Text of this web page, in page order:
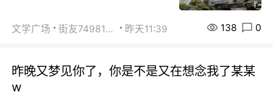
文学广场 街友74981146 昨天11:39 138 0
昨晚又梦见你了，你是不是又在想念我了某某
w